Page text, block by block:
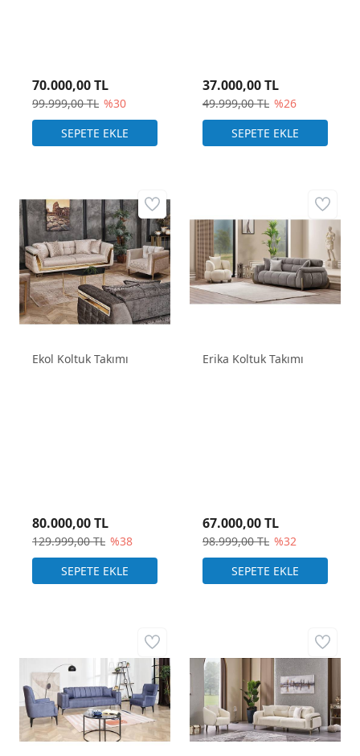
99.999,00 TL %30
70.000,00 TL
49.999,00 TL %26
37.000,00 TL
Ekol Koltuk Takımı
129.999,00 TL %38
80.000,00 TL
Erika Koltuk Takımı
98.999,00 TL %32
67.000,00 TL